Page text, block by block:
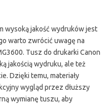
wysoką jakość wydruków jest
warto zwrócić uwagę na
Tusz do drukarki Canon
jakością wydruku, ale też
Dzięki temu, materiały
wygląd przez dłuższy
wymianę tuszu, aby